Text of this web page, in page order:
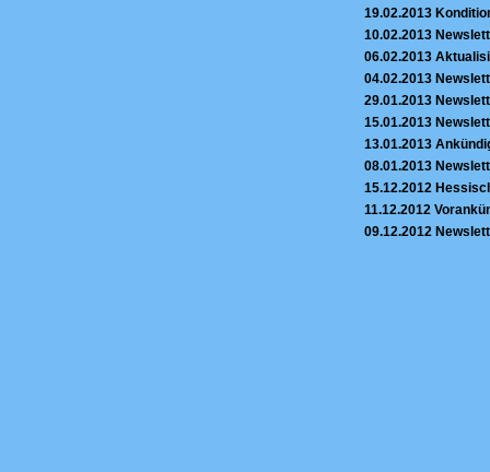
19.02.2013
10.02.2013
06.02.2013
04.02.2013
29.01.2013
15.01.2013
13.01.2013
08.01.2013
15.12.2012
11.12.2012
09.12.2012